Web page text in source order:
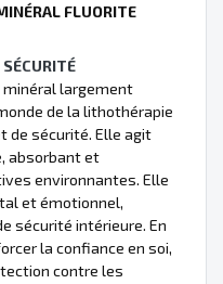
FLUORITE
minéral largement
de la lithothérapie
de sécurité. Elle agit
absorbant et
environnantes. Elle
et émotionnel,
sécurité intérieure. En
la confiance en soi,
contre les